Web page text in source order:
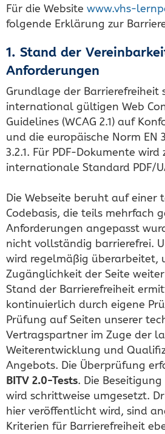
Für die Website www.vhs-
folgende Erklärung zur
1. Stand der
Anforderungen
Grundlage der Barrierefreiheit
international gültigen Web
Guidelines (WCAG 2.1) auf
und die europäische Norm EN
3.2.1. Für PDF-Dokumente
internationale Standard PDF/
Die Webseite beruht auf einer
Codebasis, die teils mehrfach
Anforderungen angepasst
nicht vollständig barrierefrei.
wird regelmäßig überarbeitet,
Zugänglichkeit der Seite
Stand der Barrierefreiheit
kontinuierlich durch eigene
Prüfung auf Seiten unserer
Vertragspartner im Zuge der
Weiterentwicklung und
Angebots. Die Überprüfung
BITV 2.0-Tests. Die
wird schrittweise umgesetzt.
hier veröffentlicht wird, sind
Kriterien für Barrierefreiheit